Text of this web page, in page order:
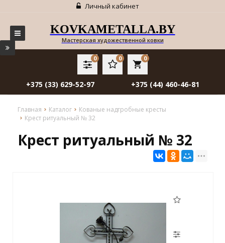
Личный кабинет
KOVKAMETALLA.BY
Мастерская художественной ковки
local_grocery_store
0
0
0
+375 (33) 629-52-97 +375 (44) 460-46-81
Главная Каталог
Кованые надгробные кресты
Крест ритуальный № 32
Крест ритуальный № 32